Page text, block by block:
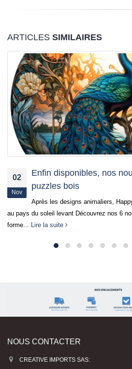
ARTICLES SIMILAIRES
de
emmènent
de
17 Il y a du
enfin disponible.
animaliers originaux et...
NOUS CONTACTER
CREATIVE IMPORTS SAS: